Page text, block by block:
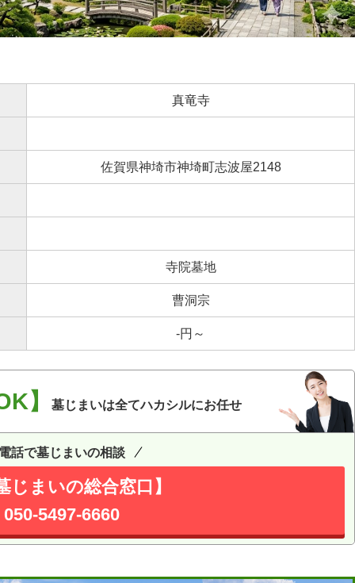
真竜寺
佐賀県神埼市神埼町志波屋2148
寺院墓地
曹洞宗
-円～
】 墓じまいは全てハカシルにお任せ
話で墓じまいの相談
じまいの総合窓口】
050-5497-6660